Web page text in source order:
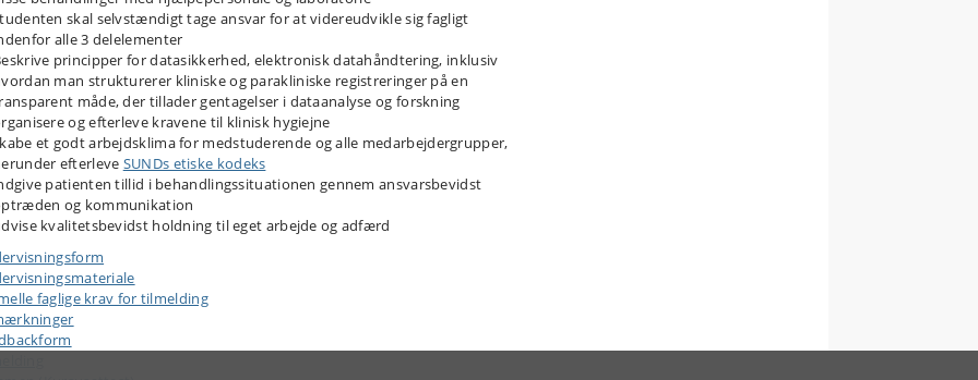
skal selvstændigt tage ansvar for at videreudvikle sig fagligt
alle 3 delelementer
principper for datasikkerhed, elektronisk datahåndtering, inklusiv
man strukturerer kliniske og parakliniske registreringer på en
måde, der tillader gentagelser i dataanalyse og forskning
og efterleve kravene til klinisk hygiejne
et godt arbejdsklima for medstuderende og alle medarbejdergrupper,
efterleve SUNDs etiske kodeks
patienten tillid i behandlingssituationen gennem ansvarsbevidst
og kommunikation
kvalitetsbevidst holdning til eget arbejde og adfærd
faglige krav for tilmelding